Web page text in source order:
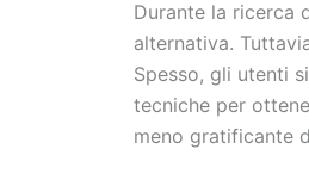
Durante la ricerca
alternativa.
Spesso, gli utenti
tecniche per
meno gratificante